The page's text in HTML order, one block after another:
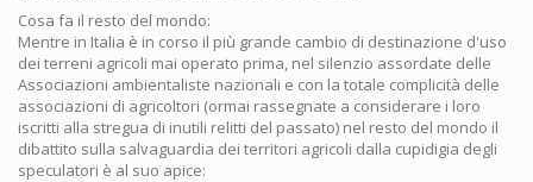
Cosa fa il resto del mondo:
Mentre in Italia è in corso il più grande cambio di destinazione d'uso
dei terreni agricoli mai operato prima, nel silenzio assordate delle
Associazioni ambientaliste nazionali e con la totale complicità delle
associazioni di agricoltori (ormai rassegnate a considerare i loro
iscritti alla stregua di inutili relitti del passato) nel resto del mondo il
dibattito sulla salvaguardia dei territori agricoli dalla cupidigia degli
speculatori è al suo apice: